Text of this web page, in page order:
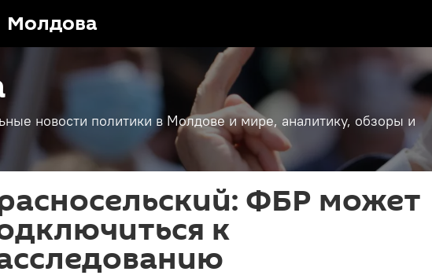
Молдова
новости политики в Молдове и мире, аналитику, обзоры и
ФБР может
к